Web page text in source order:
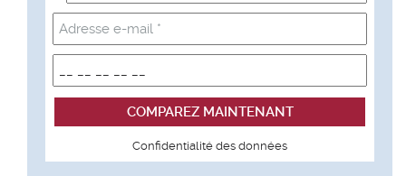
Confidentialité des données